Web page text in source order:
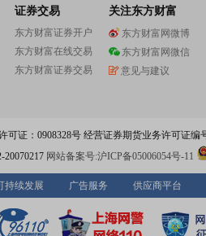
证券交易
东方财富证券开户
东方财富在线交易
东方财富证券交易
关注东方财富
东方财富网微博
东方财富网微信
意见与建议
可证：0908328号 经营证券期货业务许可证编
20070217 网站备案号:沪ICP备05006054号-11
持续发展 广告服务 供应商平台